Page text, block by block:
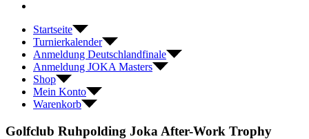
Startseite
Turnierkalender
Anmeldung Deutschlandfinale
Anmeldung JOKA Masters
Shop
Mein Konto
Warenkorb
Golfclub Ruhpolding Joka After-Work Trophy